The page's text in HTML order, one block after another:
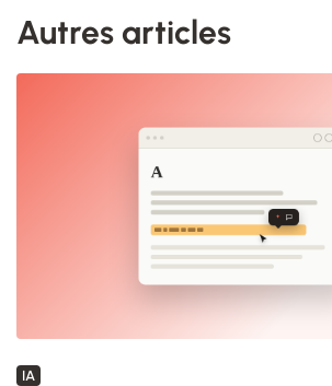
Autres articles
IA